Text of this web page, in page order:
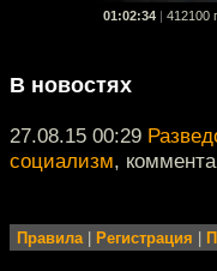
01:02:34 412100
В новостях
27.08.15 00:29
социализм,
Правила| Регистрация